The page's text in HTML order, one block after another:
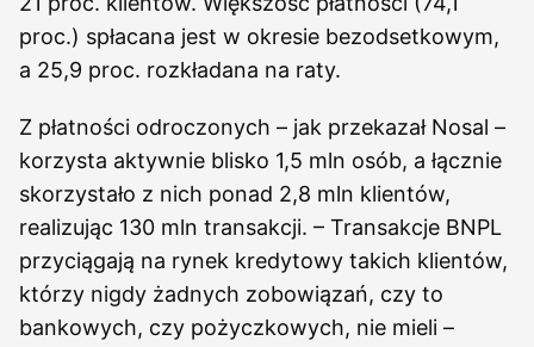
proc.) spłacana jest w okresie bezodsetkowym,
a 25,9 proc. rozkładana na raty.
Z płatności odroczonych – jak przekazał Nosal –
korzysta aktywnie blisko 1,5 mln osób, a łącznie
skorzystało z nich ponad 2,8 mln klientów,
realizując 130 mln transakcji. – Transakcje BNPL
przyciągają na rynek kredytowy takich klientów,
którzy nigdy żadnych zobowiązań, czy to
bankowych, czy pożyczkowych, nie mieli –